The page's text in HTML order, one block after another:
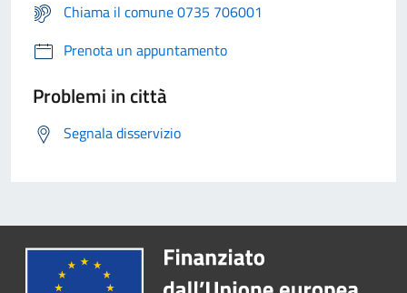
Chiama il comune 0735 706001
Prenota un appuntamento
Problemi in città
Segnala disservizio